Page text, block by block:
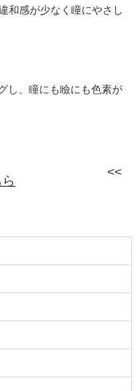
和感が少なく瞳にやさし
し、瞳にも瞼にも色素が